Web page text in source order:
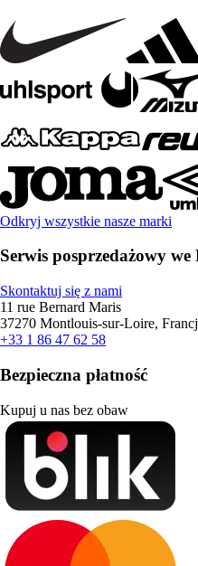
Odkryj wszystkie nasze marki
Serwis posprzedażowy
Skontaktuj się z nami
11 rue Bernard Maris
37270 Montlouis-sur-Loire,
+33 1 86 47 62 58
Bezpieczna płatność
Kupuj u nas bez obaw